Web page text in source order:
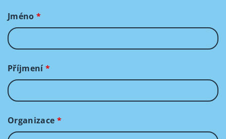
Jméno *
Příjmení*
Organizace *